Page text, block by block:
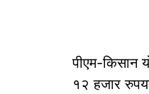
पीएम-किसान
१२ हजार